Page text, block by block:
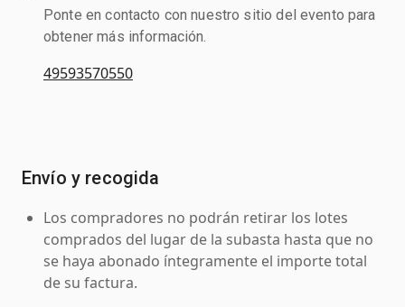
Ponte en contacto con nuestro sitio del evento para
obtener más información.
49593570550
Envío y recogida
Los compradores no podrán retirar los lotes
comprados del lugar de la subasta hasta que no
se haya abonado íntegramente el importe total
de su factura.